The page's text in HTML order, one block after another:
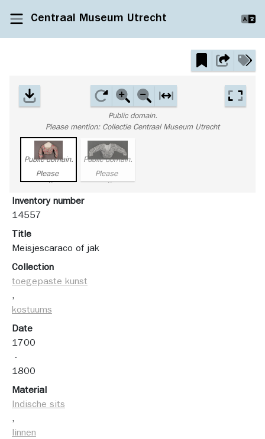
Centraal Museum Utrecht
Inventory number
14557
Title
Meisjescaraco of jak
Collection
toegepaste kunst
,
kostuums
Date
1700
-
1800
Material
Indische sits
,
linnen
Public domain.
Please mention: Collectie Centraal Museum Utrecht
Public domain.
Please
mention:
Collectie
Centraal
Museum
Public domain.
Please
mention: